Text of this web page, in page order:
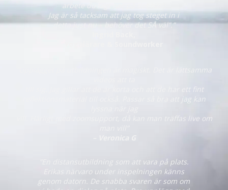
arbete du lagt ner på det här!!
Jag är så tacksam att jag tog steget in i
detta just nu – behöver det SÅ väl”.”
“Upplägget på utbildningen är magiskt. Det är lättsamma
till sig. Jag gillar att de är korta och att de har ett fint
reflektionsmaterial till också. Passar så bra att jag kan
vill. Härligt med zoomsupport, då kan man träffas live om
”En distansutbildning som att vara på plats.
Erikas närvaro under inspelningen känns
genom datorn. De snabba svaren är som om